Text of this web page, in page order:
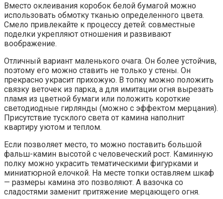
Вместо оклеивания коробок белой бумагой можно
использовать обмотку тканью определенного цвета.
Смело привлекайте к процессу детей: совместные
поделки укрепляют отношения и развивают
воображение.
Отличный вариант маленького очага. Он более устойчив,
поэтому его можно ставить не только у стены. Он
прекрасно украсит прихожую. В топку можно положить
связку веточек из парка, а для имитации огня вырезать
пламя из цветной бумаги или положить короткие
светодиодные гирлянды (можно с эффектом мерцания).
Присутствие тусклого света от камина наполнит
квартиру уютом и теплом.
Если позволяет место, то можно поставить большой
фальш-камин высотой с человеческий рост. Каминную
полку можно украсить тематическими фигурками и
миниатюрной елочкой. На месте топки оставляем шкаф
— размеры камина это позволяют. А вазочка со
сладостями заменит притяжение мерцающего огня.